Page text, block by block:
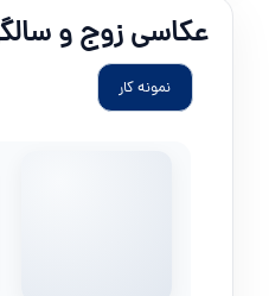
عکاسی زوج و
نمونه کار